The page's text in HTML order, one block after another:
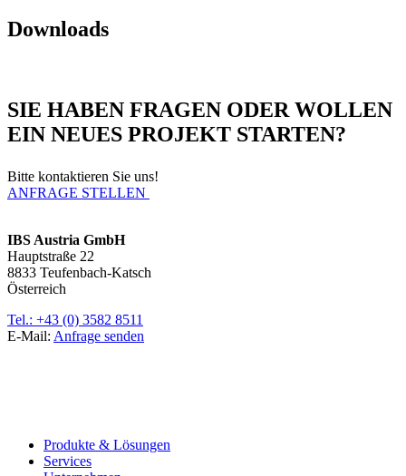
Downloads
SIE HABEN FRAGEN ODER WOLLEN
EIN NEUES PROJEKT STARTEN?
Bitte kontaktieren Sie uns!
ANFRAGE STELLEN
IBS Austria GmbH
Hauptstraße 22
8833 Teufenbach-Katsch
Österreich
Tel.: +43 (0) 3582 8511
E-Mail: Anfrage senden
Produkte & Lösungen
Services